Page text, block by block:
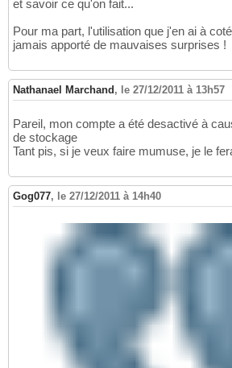
et savoir ce qu'on fait...
Pour ma part, l'utilisation que j'en ai à
jamais apporté de mauvaises surprises !
Nathanael Marchand , le 27/12/2011 à 13h57
Pareil, mon compte a été desactivé à
de stockage
Tant pis, si je veux faire mumuse, je le
Gog077, le 27/12/2011 à 14h40